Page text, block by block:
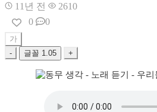
11년 전
2610
0
0
가
-
글꼴 1.05 +